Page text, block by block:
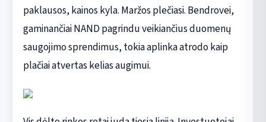
paklausos, kainos kyla. Maržos plečiasi. Bendrovei,
gaminančiai NAND pagrindu veikiančius duomenų
saugojimo sprendimus, tokia aplinka atrodo kaip
plačiai atvertas kelias augimui.